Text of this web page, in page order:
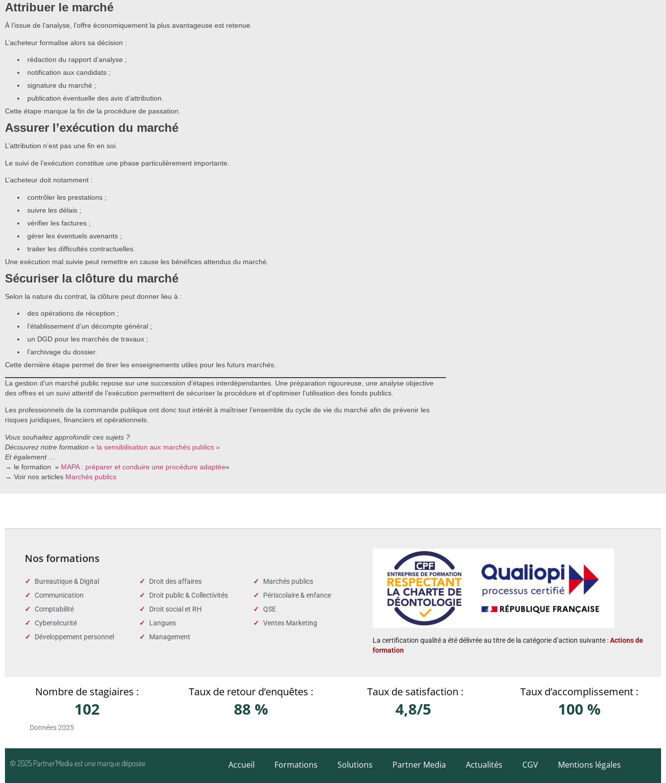
Attribuer le marché
À l’issue de l’analyse, l’offre économiquement la plus avantageuse est retenue.
L’acheteur formalise alors sa décision :
rédaction du rapport d’analyse ;
notification aux candidats ;
signature du marché ;
publication éventuelle des avis d’attribution.
Cette étape marque la fin de la procédure de passation.
Assurer l’exécution du marché
L’attribution n’est pas une fin en soi.
Le suivi de l’exécution constitue une phase particulièrement importante.
L’acheteur doit notamment :
contrôler les prestations ;
suivre les délais ;
vérifier les factures ;
gérer les éventuels avenants ;
traiter les difficultés contractuelles.
Une exécution mal suivie peut remettre en cause les bénéfices attendus du marché.
Sécuriser la clôture du marché
Selon la nature du contrat, la clôture peut donner lieu à :
des opérations de réception ;
l’établissement d’un décompte général ;
un DGD pour les marchés de travaux ;
l’archivage du dossier.
Cette dernière étape permet de tirer les enseignements utiles pour les futurs marchés.
La gestion d’un marché public repose sur une succession d’étapes interdépendantes. Une préparation rigoureuse, une analyse objective
des offres et un suivi attentif de l’exécution permettent de sécuriser la procédure et d’optimiser l’utilisation des fonds publics.
Les professionnels de la commande publique ont donc tout intérêt à maîtriser l’ensemble du cycle de vie du marché afin de prévenir les
risques juridiques, financiers et opérationnels.
Vous souhaitez approfondir ces sujets ?
Découvrez notre formation « la sensibilisation aux marchés publics »
Et également…
→ le formation » MAPA : préparer et conduire une procédure adaptée«
→ Voir nos articles Marchés publics
Nos formations
Bureautique & Digital
Communication
Comptabilité
Cybersécurité
Développement personnel
Droit des affaires
Droit public & Collectivités
Droit social et RH
Langues
Management
Marchés publics
Périscolaire & enfance
QSE
Ventes Marketing
La certification qualité a été délivrée au titre de la catégorie d’action suivante :Actions de
formation
Nombre de stagiaires :
102
Taux de retour d’enquêtes :
88 %
Taux de satisfaction :
4,8/5
Taux d’accomplissement :
100 %
Données 2025
© 2025 Partner’Media est une marque déposée Accueil Formations Solutions Partner Media Actualités CGV Mentions légales